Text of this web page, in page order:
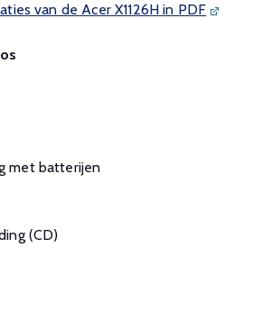
van de Acer X1126H in PDF
met batterijen
(CD)